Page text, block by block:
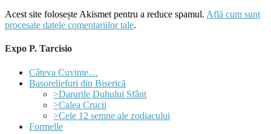
Acest site folosește Akismet pentru a reduce spamul. Află cum sunt
procesate datele comentariilor tale.
Expo P. Tarcisio
Câteva Cuvinte…
Basoreliefuri din Biserică
>Darurile Duhului Sfânt
>Calea Crucii
>Cele 12 semne ale zodiacului
Formelle